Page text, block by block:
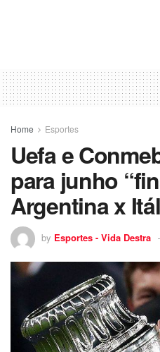
Home Esportes
Uefa e
para junho
Argentina x
by Esportes - Vida Destra